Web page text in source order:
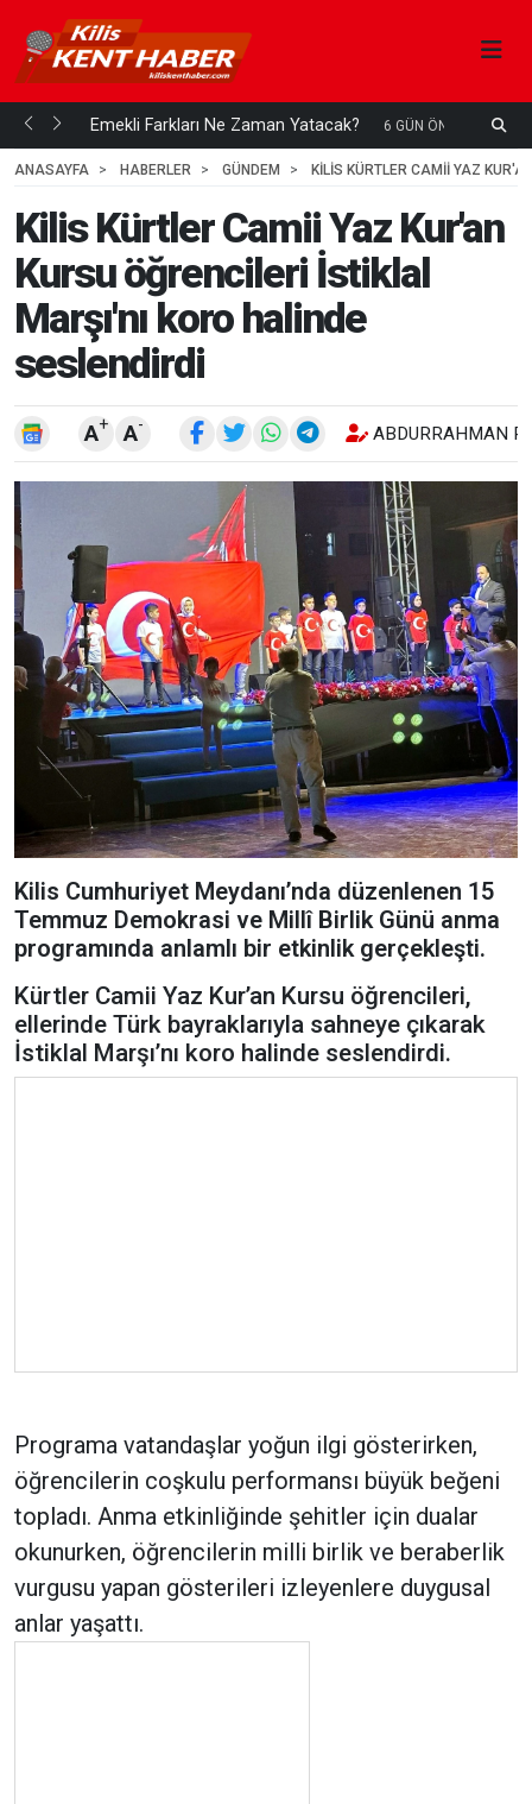
mi... Emekli Farkları Ne Zaman Yatacak? 6 GÜN ÖNCE
ANASAYFA HABERLER GÜNDEM KILIS KÜRTLER CAMII YAZ
Kilis Kürtler Camii Yaz Kur'an
Kursu öğrencileri İstiklal
Marşı'nı koro halinde
seslendirdi
A+ A- ABDURRAHMAN
Kilis Cumhuriyet Meydanı’nda düzenlenen 15
Temmuz Demokrasi ve Millî Birlik Günü anma
programında anlamlı bir etkinlik gerçekleşti.
Kürtler Camii Yaz Kur’an Kursu öğrencileri,
ellerinde Türk bayraklarıyla sahneye çıkarak
İstiklal Marşı’nı koro halinde seslendirdi.
Programa vatandaşlar yoğun ilgi gösterirken,
öğrencilerin coşkulu performansı büyük beğeni
topladı. Anma etkinliğinde şehitler için dualar
okunurken, öğrencilerin milli birlik ve beraberlik
vurgusu yapan gösterileri izleyenlere duygusal
anlar yaşattı.